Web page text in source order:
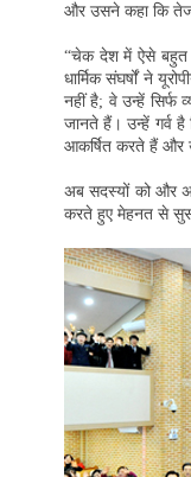
और उसने कहा कि तेज
“चेक देश में ऐसे बहुत से
धार्मिक संघर्षों ने
नहीं है; वे उन्हें
जानते हैं। उन्हें गर्व
आकर्षित करते हैं और
अब सदस्यों को और
करते हुए मेहनत से